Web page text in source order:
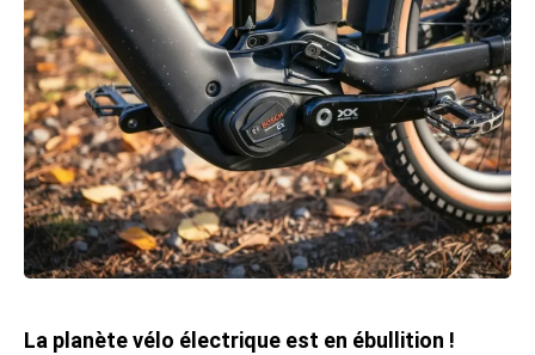
La planète vélo électrique est en ébullition !